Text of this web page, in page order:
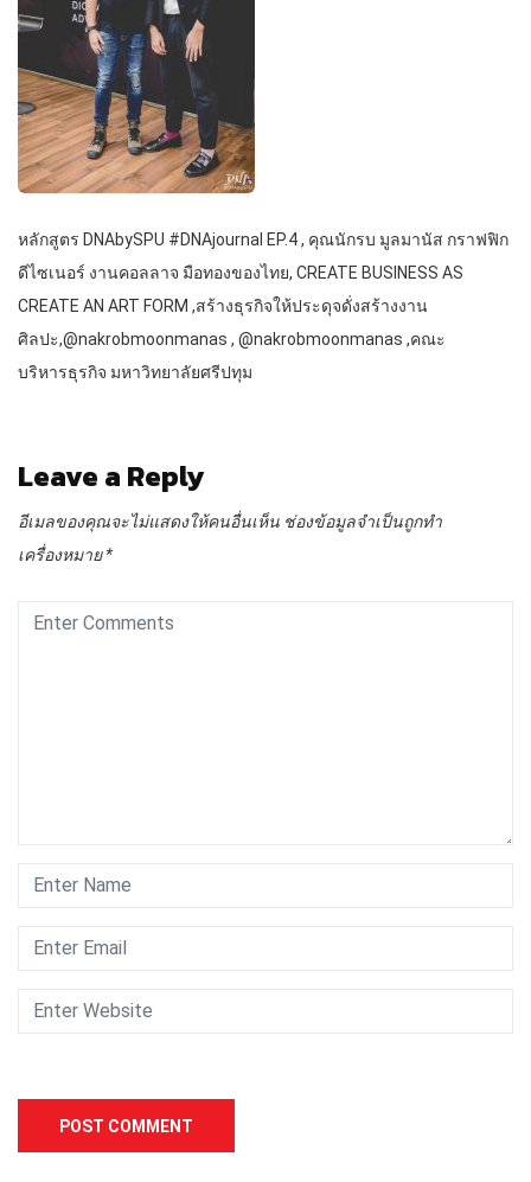
หลักสูตร DNAbySPU #DNAjournal EP.4 , คุณนักรบ มูลมานัส กราฟฟิก
ดีไซเนอร์ งานคอลลาจ มือทองของไทย, CREATE BUSINESS AS
CREATE AN ART FORM ,สร้างธุรกิจให้ประดุจดั่งสร้างงาน
ศิลปะ,@nakrobmoonmanas , @nakrobmoonmanas ,คณะ
บริหารธุรกิจ มหาวิทยาลัยศรีปทุม
Leave a Reply
อีเมลของคุณจะไม่แสดงให้คนอื่นเห็น ช่องข้อมูลจำเป็นถูกทำ
เครื่องหมาย*